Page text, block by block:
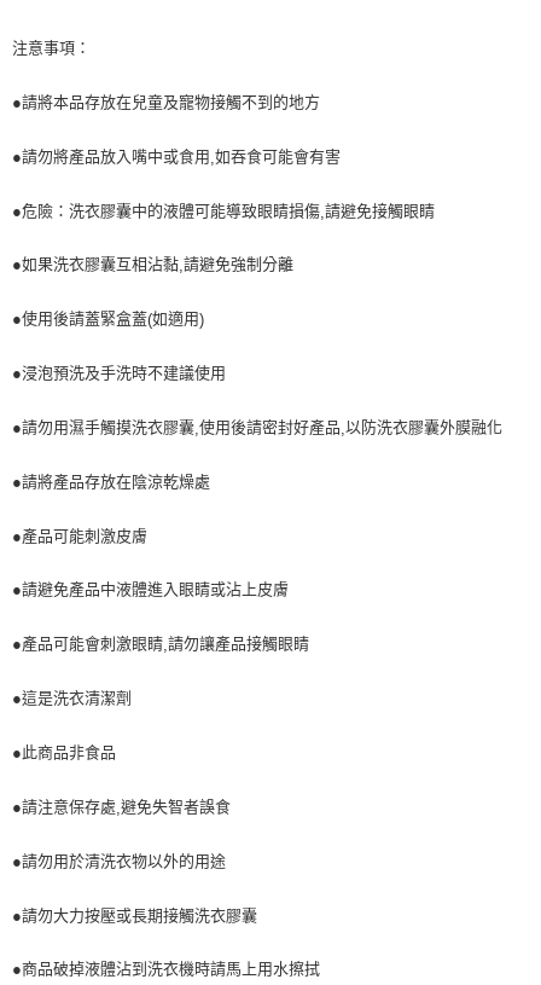
注意事項：
●請將本品存放在兒童及寵物接觸不到的地方
●請勿將產品放入嘴中或食用 如吞食可能會有害
●危險：洗衣膠囊中的液體可能導致眼睛損傷 請避免接觸眼睛
●如果洗衣膠囊互相沾黏,請避免強制分離
●使用後請蓋緊盒蓋(如適用)
●浸泡預洗及手洗時不建議使用
●請勿用濕手觸摸洗衣膠囊 使用後請密封好產品 以防洗衣膠囊外膜融化
●請將產品存放在陰涼乾燥處
●產品可能刺激皮膚
●請避免產品中液體進入眼睛或沾上皮膚
●產品可能會刺激眼睛,請勿讓產品接觸眼睛
●這是洗衣清潔劑
●此商品非食品
●請注意保存處 避免失智者誤食
●請勿用於清洗衣物以外的用途
●請勿大力按壓或長期接觸洗衣膠囊
●商品破掉液體沾到洗衣機時請馬上用水擦拭